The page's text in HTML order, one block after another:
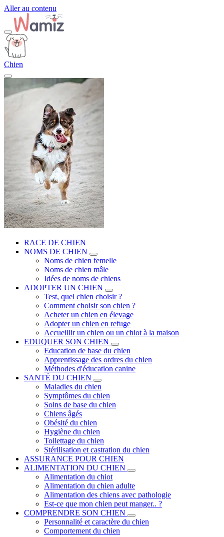
Aller au contenu
Chien
RACE DE CHIEN
NOMS DE CHIEN
Noms de chien femelle
Noms de chien mâle
Idées de noms de chiens
ADOPTER UN CHIEN
Test, quel chien choisir ?
Comment choisir son chien ?
Acheter un chien en élevage
Adopter un chien en refuge
Accueillir un chien ou un chiot à la maison
EDUQUER SON CHIEN
Education de base du chien
Apprentissage des ordres du chien
Méthodes d'éducation canine
SANTÉ DU CHIEN
Maladies du chien
Symptômes du chien
Soins de base du chien
Chiens âgés
Obésité du chien
Hygiène du chien
Toilettage du chien
Stérilisation et castration du chien
ASSURANCE POUR CHIEN
ALIMENTATION DU CHIEN
Alimentation du chiot
Alimentation du chien adulte
Alimentation des chiens avec pathologie
Est-ce que mon chien peut manger.. ?
COMPRENDRE SON CHIEN
Personnalité et caractère du chien
Comportement du chien